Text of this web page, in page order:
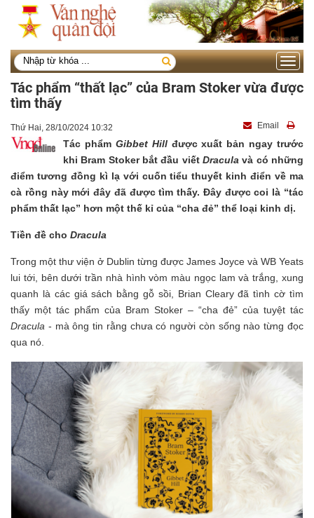
Toggle
Tác phẩm “thất lạc” của Bram Stoker vừa được
tìm thấy
Thứ Hai, 28/10/2024 10:32 Email
Tác phẩm Gibbet Hillđược xuất bản ngay trước
khi Bram Stoker bắt đầu viết Dracula và có những
điểm tương đồng kì lạ với cuốn tiểu thuyết kinh điển về ma
cà rồng này mới đây đã được tìm thấy. Đây được coi là “tác
phẩm thất lạc” hơn một thế kỉ của “cha đẻ” thể loại kinh dị.
Tiền đề cho Dracula
Trong một thư viện ở Dublin từng được James Joyce và WB Yeats
lui tới, bên dưới trần nhà hình vòm màu ngọc lam và trắng, xung
quanh là các giá sách bằng gỗ sồi, Brian Cleary đã tình cờ tìm
thấy một tác phẩm của Bram Stoker – “cha đẻ” của tuyệt tác
Dracula - mà ông tin rằng chưa có người còn sống nào từng đọc
qua nó.